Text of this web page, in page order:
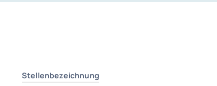
Stellenbezeichnung